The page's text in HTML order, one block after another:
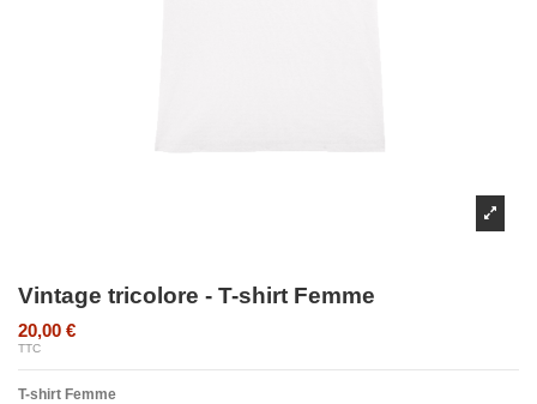
Vintage tricolore - T-shirt Femme
20,00 €
TTC
T-shirt Femme